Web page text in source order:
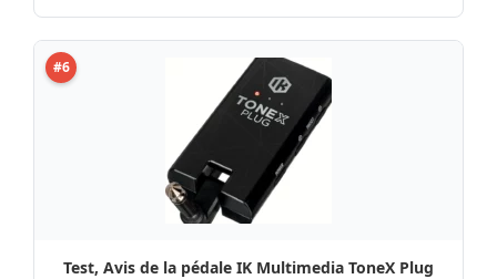
#6
Test, Avis de la pédale IK Multimedia ToneX Plug